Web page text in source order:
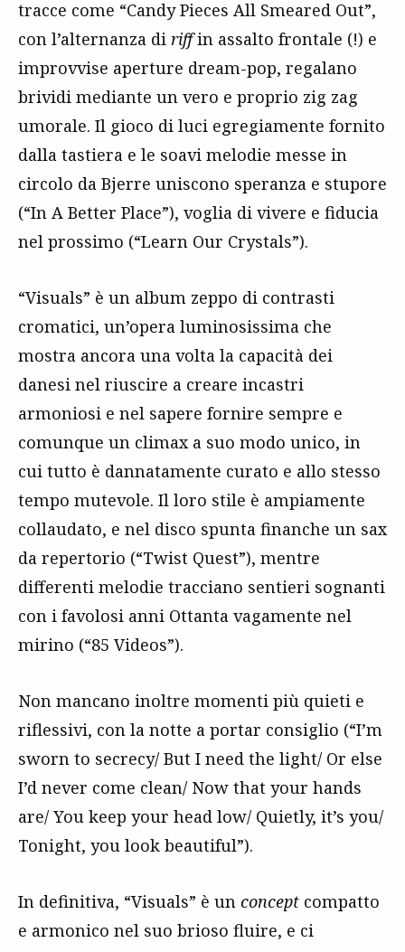
tracce come “Candy Pieces All Smeared Out”,
con l’alternanza di riffin assalto frontale (!) e
improvvise aperture dream-pop, regalano
brividi mediante un vero e proprio zig zag
umorale. Il gioco di luci egregiamente fornito
dalla tastiera e le soavi melodie messe in
circolo da Bjerre uniscono speranza e stupore
(“In A Better Place”), voglia di vivere e fiducia
nel prossimo (“Learn Our Crystals”).
“Visuals” è un album zeppo di contrasti
cromatici, un’opera luminosissima che
mostra ancora una volta la capacità dei
danesi nel riuscire a creare incastri
armoniosi e nel sapere fornire sempre e
comunque un climax a suo modo unico, in
cui tutto è dannatamente curato e allo stesso
tempo mutevole. Il loro stile è ampiamente
collaudato, e nel disco spunta finanche un sax
da repertorio (“Twist Quest”), mentre
differenti melodie tracciano sentieri sognanti
con i favolosi anni Ottanta vagamente nel
mirino (“85 Videos”).
Non mancano inoltre momenti più quieti e
riflessivi, con la notte a portar consiglio (“I’m
sworn to secrecy/ But I need the light/ Or else
I’d never come clean/ Now that your hands
are/ You keep your head low/ Quietly, it’s you/
Tonight, you look beautiful”).
In definitiva, “Visuals” è un concept compatto
e armonico nel suo brioso fluire, e ci